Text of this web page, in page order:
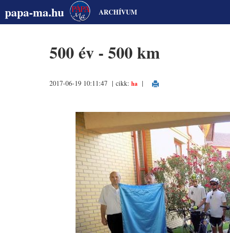
papa-ma.hu ARCHÍVUM
500 év - 500 km
2017-06-19 10:11:47 | cikk: ha |